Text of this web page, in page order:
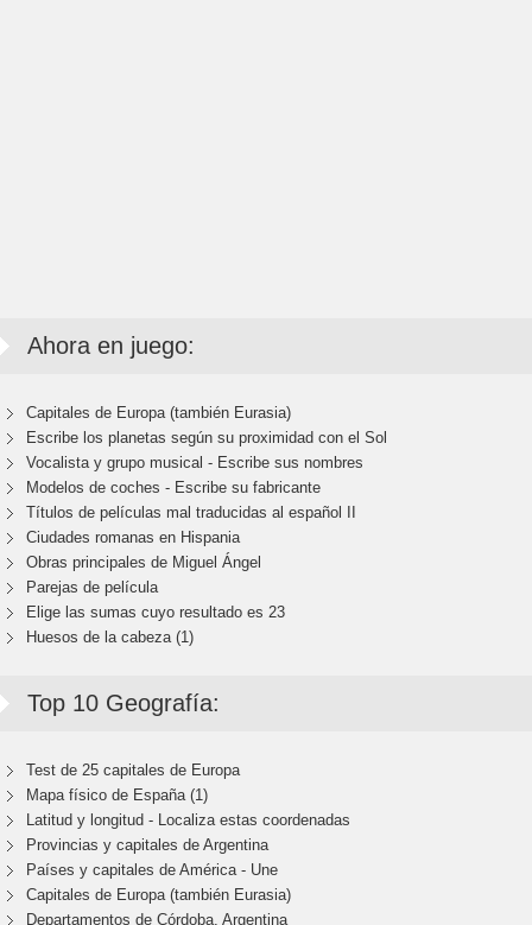
Ahora en juego:
Capitales de Europa (también Eurasia)
Escribe los planetas según su proximidad con el Sol
Vocalista y grupo musical - Escribe sus nombres
Modelos de coches - Escribe su fabricante
Títulos de películas mal traducidas al español II
Ciudades romanas en Hispania
Obras principales de Miguel Ángel
Parejas de película
Elige las sumas cuyo resultado es 23
Huesos de la cabeza (1)
Top 10 Geografía:
Test de 25 capitales de Europa
Mapa físico de España (1)
Latitud y longitud - Localiza estas coordenadas
Provincias y capitales de Argentina
Países y capitales de América - Une
Capitales de Europa (también Eurasia)
Departamentos de Córdoba, Argentina